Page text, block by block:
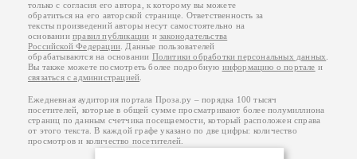
только с согласия его автора, к которому вы можете
обратиться на его авторской странице. Ответственность за
тексты произведений авторы несут самостоятельно на
основанииправил публикации изаконодательства
Российской Федерации . Данные пользователей
обрабатываются на основании Политики обработки персональных данных
Вы также можете посмотреть более подробную информацию о портале и
связаться с администрацией
Ежедневная аудитория портала Проза.ру – порядка 100 тысяч
посетителей, которые в общей сумме просматривают более полумиллиона
страниц по данным счетчика посещаемости, который расположен справа
от этого текста. В каждой графе указано по две цифры: количество
просмотров и количество посетителей.